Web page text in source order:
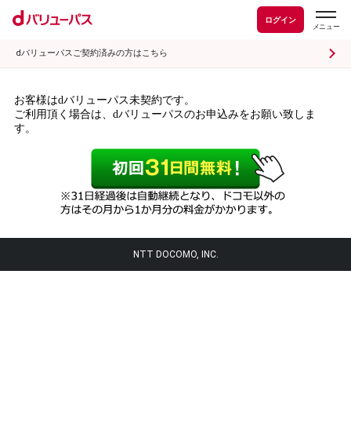
ログイン
dバリューパスご契約済みの方はこちら
お客様はdバリューパス未契約です。
ご利用頂く場合は、dバリューパスのお申込みをお願い致しま
す。
NTT DOCOMO, INC.